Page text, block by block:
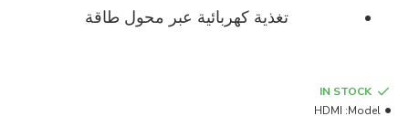
تغذية كهربائية عبر محول طاقة
IN STOCK
Model:
HDMI